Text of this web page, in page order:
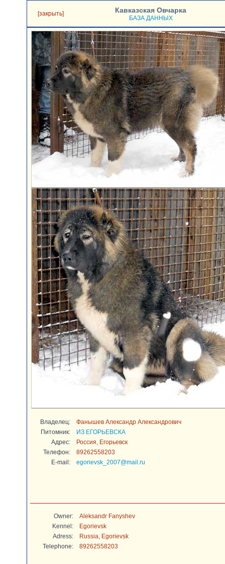
[закрыть] Кавказская Овчарка
БАЗА ДАННЫХ
Владелец:
Фанышев Александр Александрович
Питомник:
ИЗ ЕГОРЬЕВСКА
Адрес:
Россия, Егорьевск
Телефон:
89262558203
E-mail:
egorievsk_2007@mail.ru
Owner:
Aleksandr Fanyshev
Kennel:
Egorievsk
Adress:
Russia, Egorievsk
Telephone:
89262558203